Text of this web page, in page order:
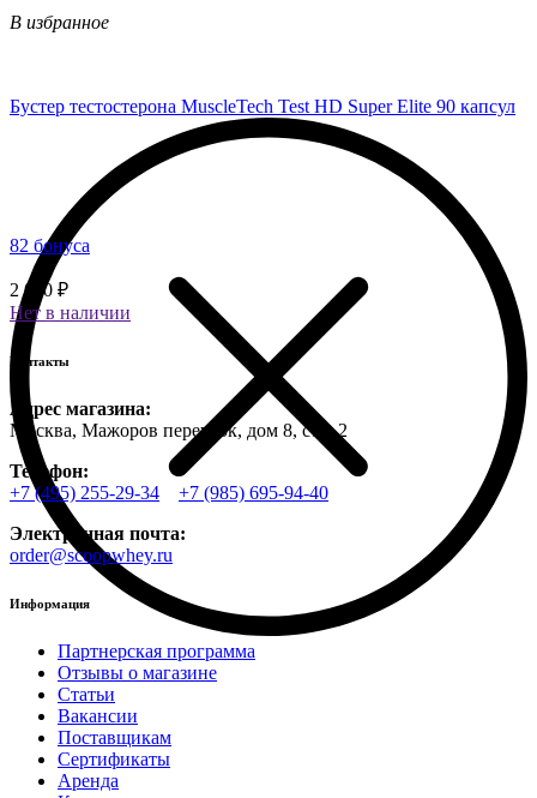
В избранное
Бустер тестостерона MuscleTech Test HD Super Elite 90 капсул
82 бонуса
2 050 ₽
Нет в наличии
Контакты
Адрес магазина:
Москва, Мажоров переулок, дом 8, стр. 2
Телефон:
+7 (495) 255-29-34
+7 (985) 695-94-40
Электронная почта:
order@scoopwhey.ru
Информация
Партнерская программа
Отзывы о магазине
Статьи
Вакансии
Поставщикам
Сертификаты
Аренда